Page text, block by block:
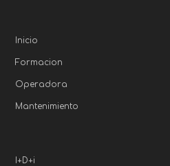
Inicio
Formacion
Operadora
Mantenimiento
I+D+i